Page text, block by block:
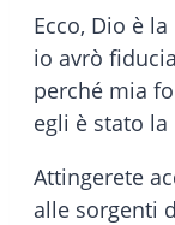
Ecco, Dio è
io avrò
perché mia
egli è stato la
Attingerete
alle sorgenti